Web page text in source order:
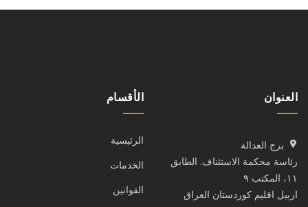
العنوان
برج العدالة
رئاسة محكمة الاستئناف. الطابق
١١، المكتب ٩
اربيل اقليم كوردستان العراق
الأقسام
الرئيسية
الخدمات
القوانين